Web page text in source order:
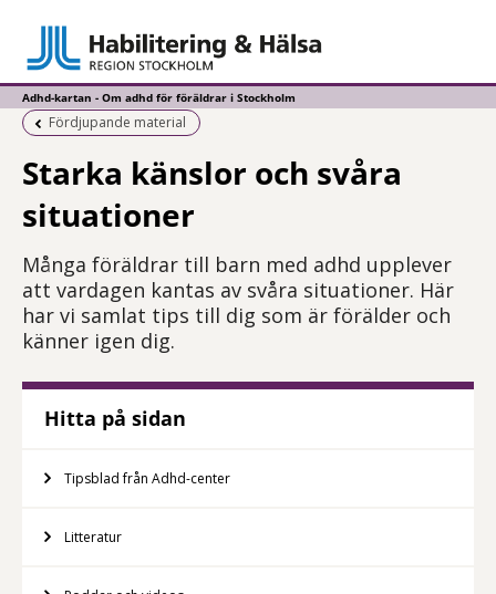
Adhd-kartan - Om adhd för föräldrar i Stockholm
Föregående sida:
Fördjupande material
Starka känslor och svåra
situationer
Många föräldrar till barn med adhd upplever
att vardagen kantas av svåra situationer. Här
har vi samlat tips till dig som är förälder och
känner igen dig.
Hitta på sidan
Tipsblad från Adhd-center
Litteratur